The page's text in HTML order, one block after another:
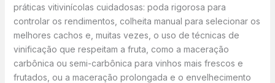
práticas vitivinícolas cuidadosas: poda rigorosa para
controlar os rendimentos, colheita manual para selecionar os
melhores cachos e, muitas vezes, o uso de técnicas de
vinificação que respeitam a fruta, como a maceração
carbônica ou semi-carbônica para vinhos mais frescos e
frutados, ou a maceração prolongada e o envelhecimento